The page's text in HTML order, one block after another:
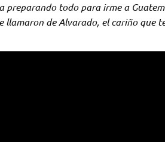
preparando todo para irme a
llamaron de Alvarado, el cariño que